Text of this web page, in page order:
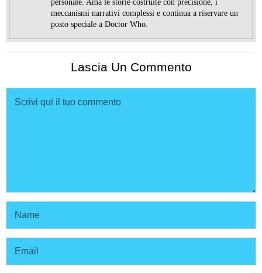
personale. Ama le storie costruite con precisione, i
meccanismi narrativi complessi e continua a riservare un
posto speciale a Doctor Who.
Lascia Un Commento